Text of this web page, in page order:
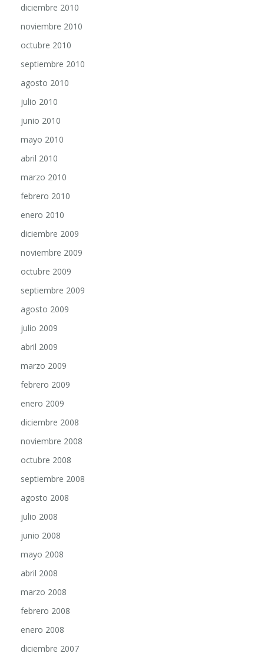
noviembre 2010
octubre 2010
septiembre 2010
agosto 2010
julio 2010
junio 2010
mayo 2010
abril 2010
marzo 2010
febrero 2010
enero 2010
diciembre 2009
noviembre 2009
octubre 2009
septiembre 2009
agosto 2009
julio 2009
abril 2009
marzo 2009
febrero 2009
enero 2009
diciembre 2008
noviembre 2008
octubre 2008
septiembre 2008
agosto 2008
julio 2008
junio 2008
mayo 2008
abril 2008
marzo 2008
febrero 2008
enero 2008
diciembre 2007
noviembre 2007